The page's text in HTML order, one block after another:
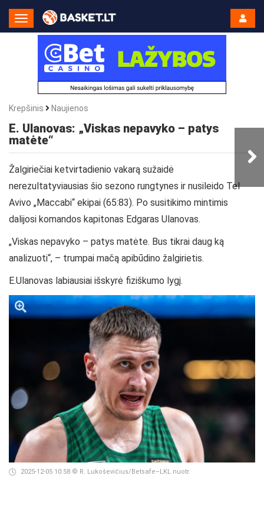
Toggle
Navigation
Krepšinis Naujienos
E. Ulanovas: „Viskas nepavyko – patys
matėte“
Žalgiriečiai ketvirtadienio vakarą sužaidė
nerezultatyviausias šio sezono rungtynes ir nusileido Tel
Avivo „Maccabi“ ekipai (65:83). Po susitikimo mintimis
dalijosi komandos kapitonas Edgaras Ulanovas.
„Viskas nepavyko – patys matėte. Bus tikrai daug ką
analizuoti“, – trumpai mačą apibūdino žalgirietis.
E.Ulanovas labiausiai išskyrė fiziškumo lygį.
2025-12-05 10:58 © R. Lukoševičius/Betsafe–LKL nuotr.